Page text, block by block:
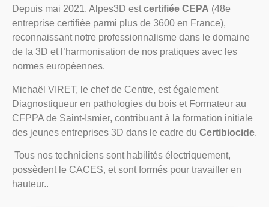
Depuis mai 2021, Alpes3D estcertifiée CEPA (48e
entreprise certifiée parmi plus de 3600 en France),
reconnaissant notre professionnalisme dans le domaine
de la 3D et l’harmonisation de nos pratiques avec les
normes européennes.
Michaël VIRET, le chef de Centre, est également
Diagnostiqueur en pathologies du bois et Formateur au
CFPPA de Saint-Ismier, contribuant à la formation initiale
des jeunes entreprises 3D dans le cadre du Certibiocide.
Tous nos techniciens sont habilités électriquement,
possèdent le CACES, et sont formés pour travailler en
hauteur..